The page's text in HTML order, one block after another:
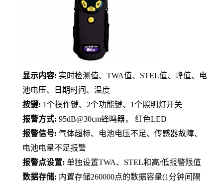
显示内容: 实时检测值、 TWA值、 STEL值、峰值、电
池电压、日期时间、温度
按键: 1个操作键、 2个功能键、 1个照明灯开关
报警方式: 95dB@30cm蜂鸣器， 红色LED
报警信号: 气体超标、电池电压不足、传感器故障、
电池电量不足报警
报警点设置: 单独设置TWA、 STEL和高/低报警限值
数据存储: 内置存储260000点的数据容量(1 分钟间隔